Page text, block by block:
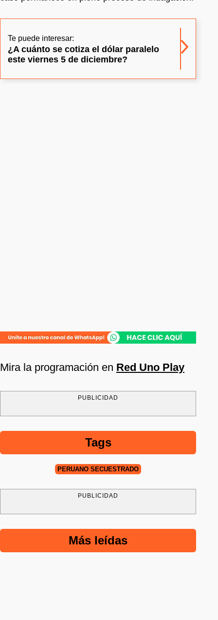
Te puede interesar:
¿A cuánto se cotiza el dólar paralelo
este viernes 5 de diciembre?
Mira la programación en Red Uno Play
PUBLICIDAD
Tags
PERUANO SECUESTRADO
PUBLICIDAD
Más leídas